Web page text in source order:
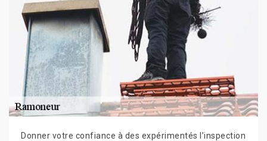
Donner votre confiance à des expérimentés l’inspection